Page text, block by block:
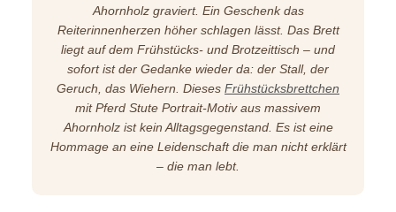
Ahornholz graviert. Ein Geschenk das
Reiterinnenherzen höher schlagen lässt. Das Brett
liegt auf dem Frühstücks- und Brotzeittisch – und
sofort ist der Gedanke wieder da: der Stall, der
Geruch, das Wiehern. Dieses Frühstücksbrettchen
mit Pferd Stute Portrait-Motiv aus massivem
Ahornholz ist kein Alltagsgegenstand. Es ist eine
Hommage an eine Leidenschaft die man nicht erklärt
– die man lebt.